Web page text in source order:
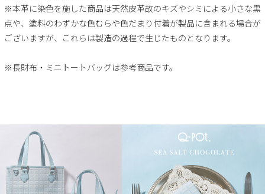
※本革に染色を施した商品は天然皮革故のキズやシミによる小さな黒
点や、塗料のわずかな色むらや色だまり付着が製品に含まれる場合が
ございますが、これらは製造の過程で生じたものとなります。
※長財布・ミニトートバッグは参考商品です。